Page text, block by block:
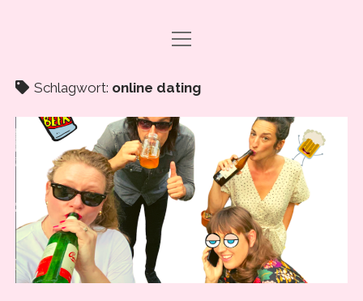
DRAMA CARBONARA, BABY!
ABO & SUPPORT
PODCAST FOLGEN
SHOP
ÜBER UNS
PRESSE
EVENTS & BOOKING
INFO Menü
Menü
öffnen
Schlagwort: online dating